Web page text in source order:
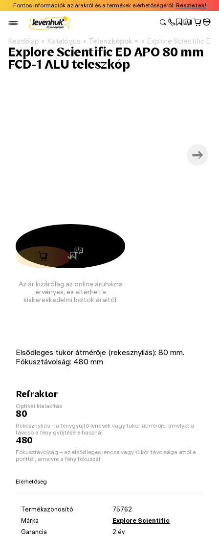
Fontos információk az árakról és a termékek elérhetőségéről. Részletek!
Kezdőlap Katalógus Teleszkópok Explore Scientific ED
Explore Scientific ED APO 80 mm
FCD-1 ALU teleszkóp
Az ár kizárólag az online áruházra
érvényes, és eltérhet a
kiskereskedelmi boltok áraitól.
Elsődleges tükör átmérője (rekesznyílás): 80 mm.
Fókusztávolság: 480 mm
Refraktor
Optikai kialakítás
80
Rekesznyílás – a fénygyűjtő lencsék vagy tükör átmérője, amelyet a
távcső a fény gyűjtésére használ
480
Fókusztávolság – az elsődleges lencse vagy tükör távolsága attól a
ponttól, amelyre a fény fókuszál
Elérhetőség
Termékazonosító
75762
Márka
Explore Scientific
Garancia
2 év